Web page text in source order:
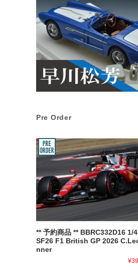
Pre Order
** 予約商品 ** BBRC332D16 1/
SF26 F1 British GP 2026
nner